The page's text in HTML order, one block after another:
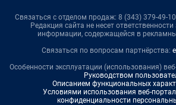
Связаться с отделом продаж: 8 (343) 379-49-
Редакция сайта не несет
информации, содержащейся в
Связаться по вопросам партнёрства:
Особенности эксплуатации (использования)
Руководством
Описанием функциональных
Условиями использования веб-
конфиденциальности